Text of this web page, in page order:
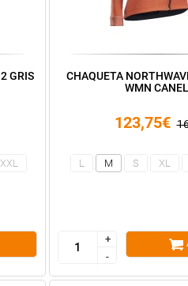
GRIS
XXL
CHAQUETA
WMN
123,75€
L M S XL
+
-
+
-